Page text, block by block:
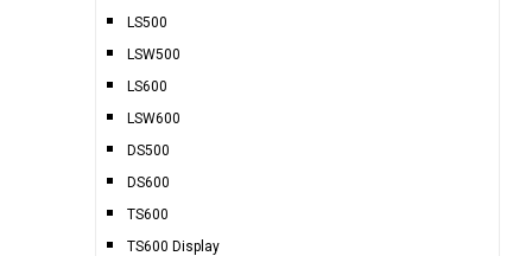
LS500
LSW500
LS600
LSW600
DS500
DS600
TS600
TS600 Display